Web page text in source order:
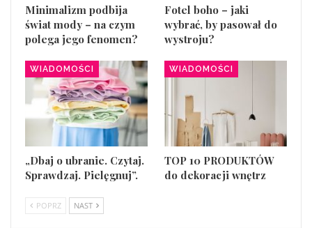
Minimalizm podbija
świat mody – na czym
polega jego fenomen?
Fotel boho – jaki
wybrać, by pasował do
wystroju?
WIADOMOŚCI
„Dbaj o ubranie. Czytaj.
Sprawdzaj. Pielęgnuj”.
WIADOMOŚCI
TOP 10 PRODUKTÓW
do dekoracji wnętrz
POPRZ NAST